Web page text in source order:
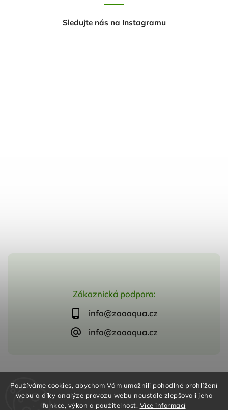
Používáme cookies, abychom Vám umožnili pohodlné prohlížení
webu a díky analýze provozu webu neustále zlepšovali jeho
funkce, výkon a použitelnost. Více informací
Zákaznická podpora:
info@zooaqua.cz
info@zooaqua.cz
Sledujte nás na Instagramu
VytvořilShoptet | DesignShoptak.cz